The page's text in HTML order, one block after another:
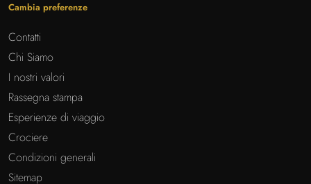
Cambia preferenze
Contatti
Chi Siamo
I nostri valori
Rassegna stampa
Esperienze di viaggio
Crociere
Condizioni generali
Sitemap